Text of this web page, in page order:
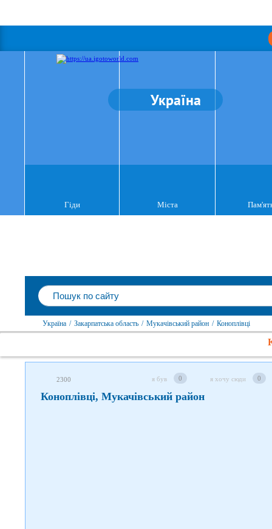
Україна
Гіди Міста
Україна / Закарпатська область / Мукачівський район / Коноплівці
2300 я був 0 я хочу сюди 0
Коноплівці, Мукачівський район
Слідкуйте за нами в соцмережах